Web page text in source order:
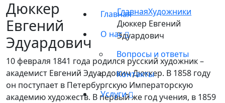
Главная
О нас
Вопросы и ответы
Контакты
Услуги
Дюккер
Евгений
Эдуардович
ГлавнаяХудожники
Дюккер Евгений
Эдуардович
10 февраля 1841 года родился русский художник –
академист Евгений Эдуардович Дюккер. В 1858 году
он поступает в Петербургскую Императорскую
академию художеств. В первый же год учения, в 1859